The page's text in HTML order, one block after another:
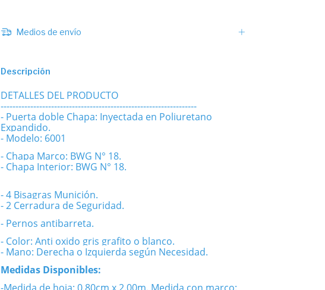
Medios de envío
Descripción
DETALLES DEL PRODUCTO
------------------------------------------------------------------
- Puerta doble Chapa: Inyectada en Poliuretano
Expandido.
- Modelo: 6001
- Chapa Marco: BWG N° 18.
- Chapa Interior: BWG N° 18.
- 4 Bisagras Munición.
- 2 Cerradura de Seguridad.
- Pernos antibarreta.
- Color: Anti oxido gris grafito o blanco.
- Mano: Derecha o Izquierda según Necesidad.
Medidas Disponibles: